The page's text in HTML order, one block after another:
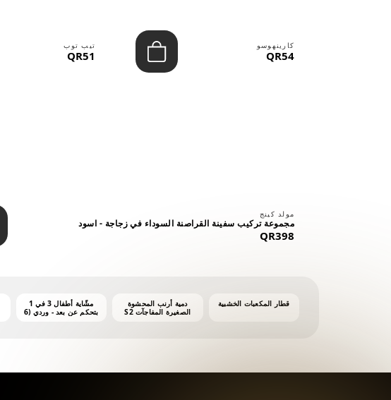
كارينهوسو
QR54
تيب توب
QR51
مولد كينج
مجموعة تركيب سفينة القراصنة السوداء في زجاجة - اسود
QR398
قطار المكعبات الخشبية
دمية أرنب المحشوة
الصغيرة المفاجآت S2
مشّاية أطفال 3 في 1
بتحكم عن بعد - وردي (6